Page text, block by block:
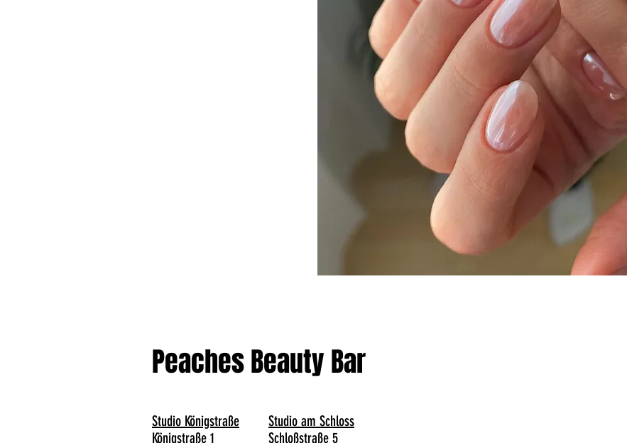
Peaches Beauty Bar
Studio Königstraße
Königstraße 1
Studio am Schloss
Schloßstraße 5